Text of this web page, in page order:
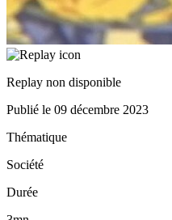
Replay non disponible
Publié le 09 décembre 2023
Thématique
Société
Durée